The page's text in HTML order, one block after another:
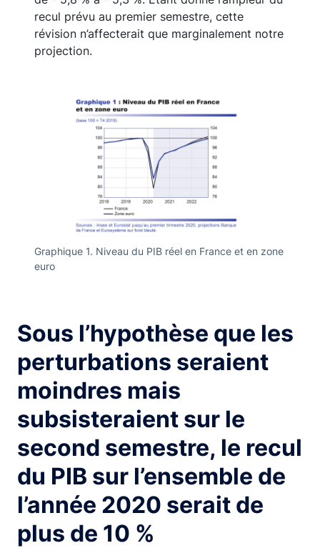
recul prévu au premier semestre, cette
révision n’affecterait que marginalement notre
projection.
Graphique 1. Niveau du PIB réel en France et en zone
euro
Sous l’hypothèse que les
perturbations seraient
moindres mais
subsisteraient sur le
second semestre, le recul
du PIB sur l’ensemble de
l’année 2020 serait de
plus de 10 %